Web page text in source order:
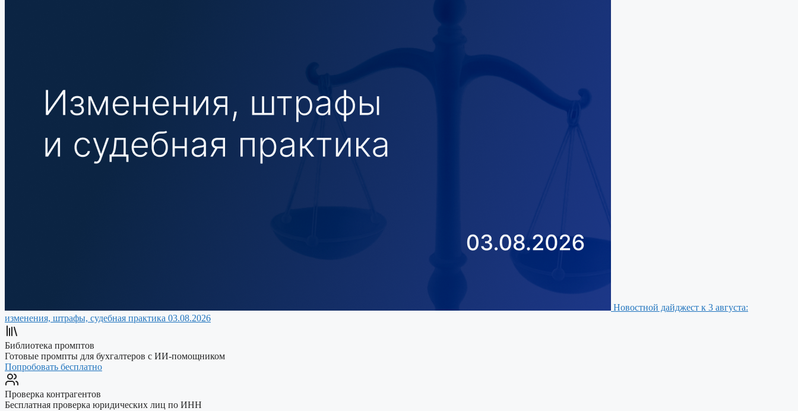
Новостной дайджест к 3 августа:
изменения, штрафы, судебная практика 03.08.2026
Библиотека промптов
Готовые промпты для бухгалтеров с ИИ-помощником
Попробовать бесплатно
Проверка контрагентов
Бесплатная проверка юридических лиц по ИНН